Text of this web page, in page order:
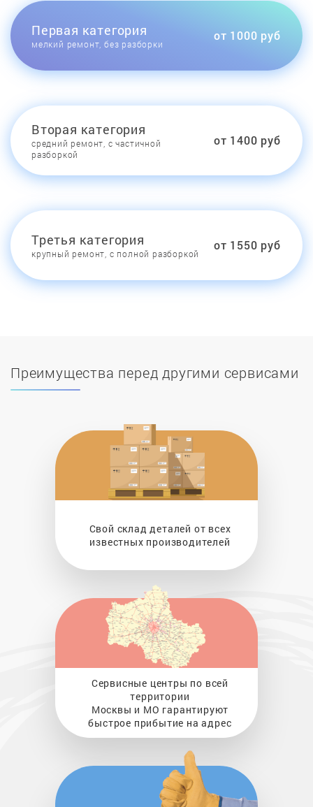
Первая категория
мелкий ремонт, без разборки
от 1000 руб
Вторая категория
средний ремонт, с частичной
разборкой
от 1400 руб
Третья категория
крупный ремонт, с полной разборкой
от 1550 руб
Преимущества перед другими сервисами
Свой склад деталей от всех
известных производителей
Сервисные центры по всей
территории
Москвы и МО гарантируют
быстрое прибытие на адрес